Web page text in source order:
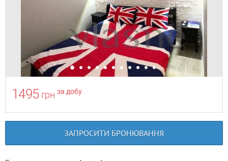
1495 грн за добу
ЗАПРОСИТИ БРОНЮВАННЯ